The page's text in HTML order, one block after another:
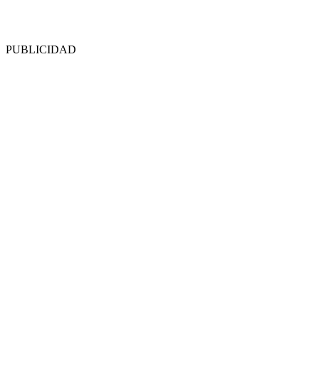
PUBLICIDAD